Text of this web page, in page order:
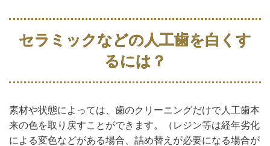
セラミックなどの人工歯を白くす
るには？
素材や状態によっては、歯のクリーニングだけで人工歯本
来の色を取り戻すことができます。（レジン等は経年劣化
による変色などがある場合、詰め替えが必要になる場合が